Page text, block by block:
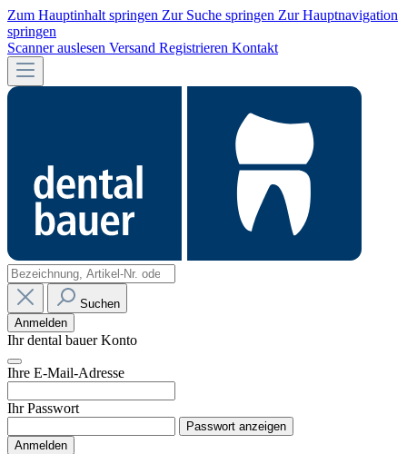
Zum Hauptinhalt springen Zur Suche springen Zur Hauptnavigation
springen
Scanner auslesen Versand Registrieren Kontakt
Suchen
Anmelden
Ihr dental bauer Konto
Ihre E-Mail-Adresse
Ihr Passwort
Passwort anzeigen
Anmelden